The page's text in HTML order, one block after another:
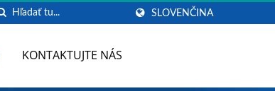
SLOVENČINA
KONTAKTUJTE NÁS